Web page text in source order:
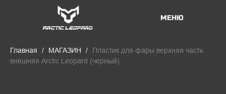
МЕНЮ
Главная МАГАЗИН
Пластик для фары верхняя часть
внешняя Arctic Leopard (черный)